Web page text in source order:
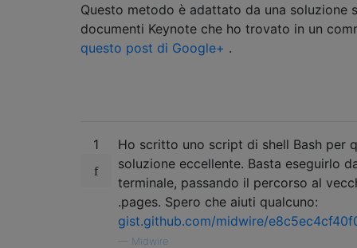
Questo metodo è adattato da una soluzione
documenti Keynote che ho trovato in un
questo post di Google+ .
1
Ho scritto uno script di shell Bash per
soluzione eccellente. Basta eseguirlo
terminale, passando il percorso al
.pages. Spero che aiuti qualcuno:
gist.github.com/midwire/
Midwire